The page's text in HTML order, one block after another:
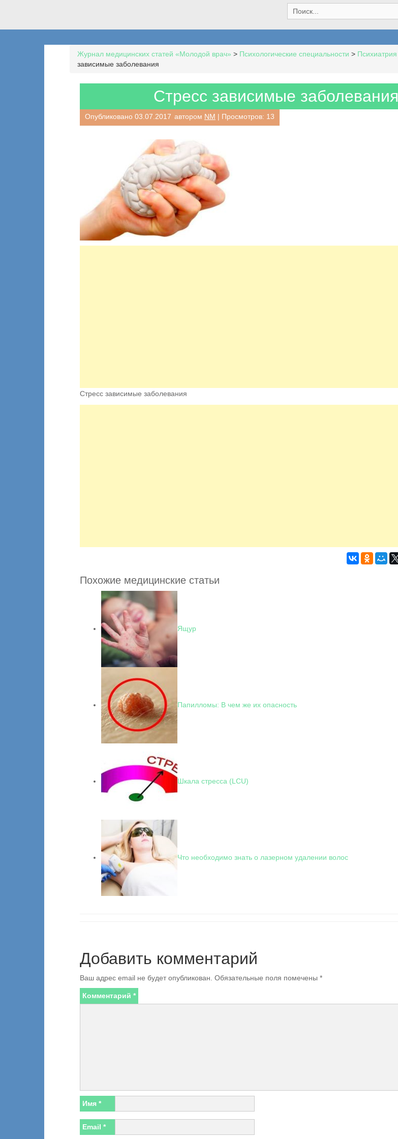
e
a
h
:
Журнал медицинских статей «Молодой врач» > Психологические специальности > Психиатрия
зависимые заболевания
Стресс зависимые заболевания
Опубликовано 03.07.2017 автором NM | Просмотров: 13
Стресс зависимые заболевания
Похожие медицинские статьи
Ящур
Папилломы: В чем же их опасность
Шкала стресса (LCU)
Что необходимо знать о лазерном удалении волос
Добавить комментарий
Ваш адрес email не будет опубликован. Обязательные поля помечены *
Комментарий *
Имя *
Email *